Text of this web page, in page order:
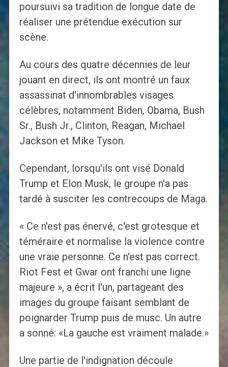
poursuivi sa tradition de longue date de
réaliser une prétendue exécution sur
scène.
Au cours des quatre décennies de leur
jouant en direct, ils ont montré un faux
assassinat d'innombrables visages
célèbres, notamment Biden, Obama, Bush
Sr., Bush Jr., Clinton, Reagan, Michael
Jackson et Mike Tyson.
Cependant, lorsqu'ils ont visé Donald
Trump et Elon Musk, le groupe n'a pas
tardé à susciter les contrecoups de Maga.
« Ce n'est pas énervé, c'est grotesque et
téméraire et normalise la violence contre
une vraie personne. Ce n'est pas correct.
Riot Fest et Gwar ont franchi une ligne
majeure », a écrit l'un, partageant des
images du groupe faisant semblant de
poignarder Trump puis de musc. Un autre
a sonné: «La gauche est vraiment malade.»
Une partie de l'indignation découle